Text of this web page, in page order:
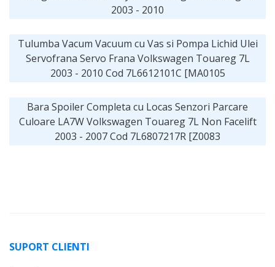
2003 - 2010
Tulumba Vacum Vacuum cu Vas si Pompa Lichid Ulei
Servofrana Servo Frana Volkswagen Touareg 7L
2003 - 2010 Cod 7L6612101C [MA0105
Bara Spoiler Completa cu Locas Senzori Parcare
Culoare LA7W Volkswagen Touareg 7L Non Facelift
2003 - 2007 Cod 7L6807217R [Z0083
SUPORT CLIENTI